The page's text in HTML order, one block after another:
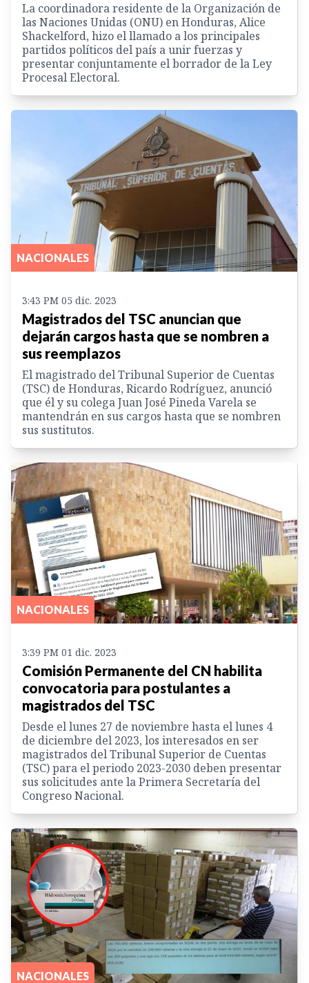
La coordinadora residente de la Organización de
las Naciones Unidas (ONU) en Honduras, Alice
Shackelford, hizo el llamado a los principales
partidos políticos del país a unir fuerzas y
presentar conjuntamente el borrador de la Ley
Procesal Electoral.
NACIONALES
3:43 PM 05 dic. 2023
Magistrados del TSC anuncian que
dejarán cargos hasta que se nombren a
sus reemplazos
El magistrado del Tribunal Superior de Cuentas
(TSC) de Honduras, Ricardo Rodríguez, anunció
que él y su colega Juan José Pineda Varela se
mantendrán en sus cargos hasta que se nombren
sus sustitutos.
NACIONALES
3:39 PM 01 dic. 2023
Comisión Permanente del CN habilita
convocatoria para postulantes a
magistrados del TSC
Desde el lunes 27 de noviembre hasta el lunes 4
de diciembre del 2023, los interesados en ser
magistrados del Tribunal Superior de Cuentas
(TSC) para el periodo 2023-2030 deben presentar
sus solicitudes ante la Primera Secretaría del
Congreso Nacional.
NACIONALES